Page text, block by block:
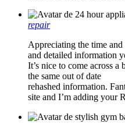
repair
Appreciating the time
and detailed information
It’s nice to come across
the same out of date
rehashed information.
site and I’m adding your